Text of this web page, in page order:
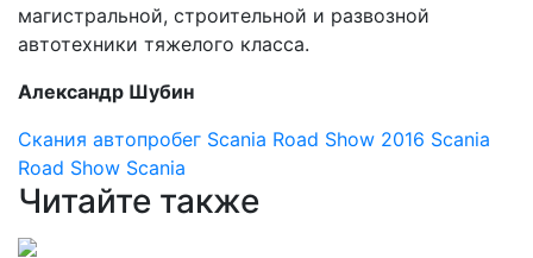
магистральной, строительной и развозной
автотехники тяжелого класса.
Александр Шубин
Скания автопробег Scania Road Show 2016 Scania
Road Show Scania
Читайте также